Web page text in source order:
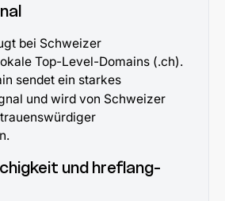
bei Schweizer
Top-Level-Domains (.ch).
sendet ein starkes
und wird von Schweizer
und hreflang-